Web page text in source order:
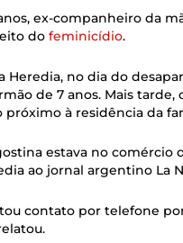
ex-companheiro da
do feminicídio.
Heredia, no dia do
de 7 anos. Mais tarde,
próximo à residência da
estava no comércio
ao jornal argentino La
contato por telefone